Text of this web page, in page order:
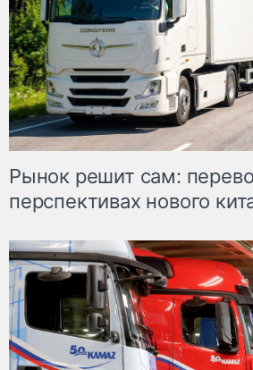
Рынок решит сам:
перспективах нового